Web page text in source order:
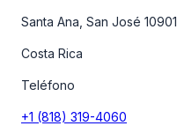
Santa Ana, San José 10901
Costa Rica
Teléfono
+1 (818) 319-4060